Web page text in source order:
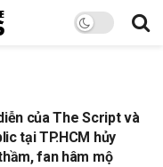
của The Script và
tại TP.HCM hủy
fan hâm mộ